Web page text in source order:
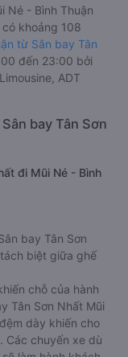
Né - Bình Thuận
khoảng 108
từ Sân bay Tân
đến 23:00 bởi
ADT
bay Tân Sơn
đi Mũi Né - Bình
bay Tân Sơn
biệt giữa ghế
chỗ của hành
Tân Sơn Nhất Mũi
dày khiến cho
Các chuyến xe dù